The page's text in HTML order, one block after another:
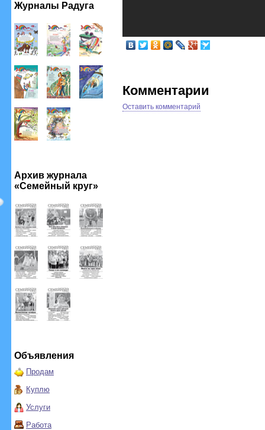
Журналы Радуга
Архив журнала
«Семейный круг»
Объявления
Продам
Куплю
Услуги
Работа
Комментарии
Оставить комментарий